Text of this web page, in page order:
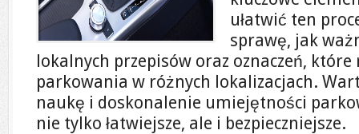
ułatwić ten
sprawę, jak
lokalnych przepisów oraz oznaczeń,
parkowania w różnych lokalizacjach.
naukę i doskonalenie umiejętności
nie tylko łatwiejsze, ale i bezpieczniejsze.